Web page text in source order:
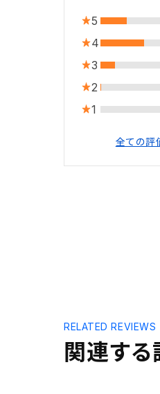
5
4
3
2
1
全ての評
関連する
RELATED REVIEWS